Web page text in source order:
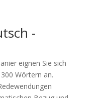
-
eignen Sie sich
Wörtern an.